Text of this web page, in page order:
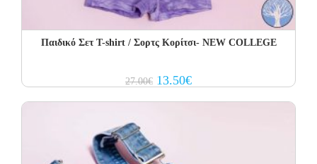
Παιδικό Σετ T-shirt / Σορτς Κορίτσι- NEW COLLEGE
27.00€ Original
price
13.50€Current
price